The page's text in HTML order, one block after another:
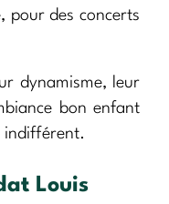
pour des concerts
dynamisme, leur
bon enfant
indifférent.
Louis